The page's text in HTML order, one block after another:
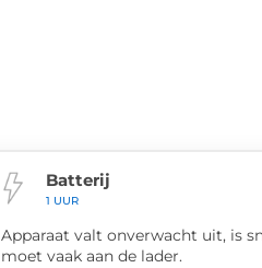
Batterij
1 UUR
Apparaat valt onverwacht uit, is
moet vaak aan de lader.